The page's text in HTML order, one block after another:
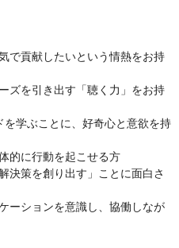
で貢献したいという情熱をお持
ズを引き出す「聴く力」をお持
を学ぶことに、好奇心と意欲を持
的に行動を起こせる方
決策を創り出す」ことに面白さ
ーションを意識し、協働しなが